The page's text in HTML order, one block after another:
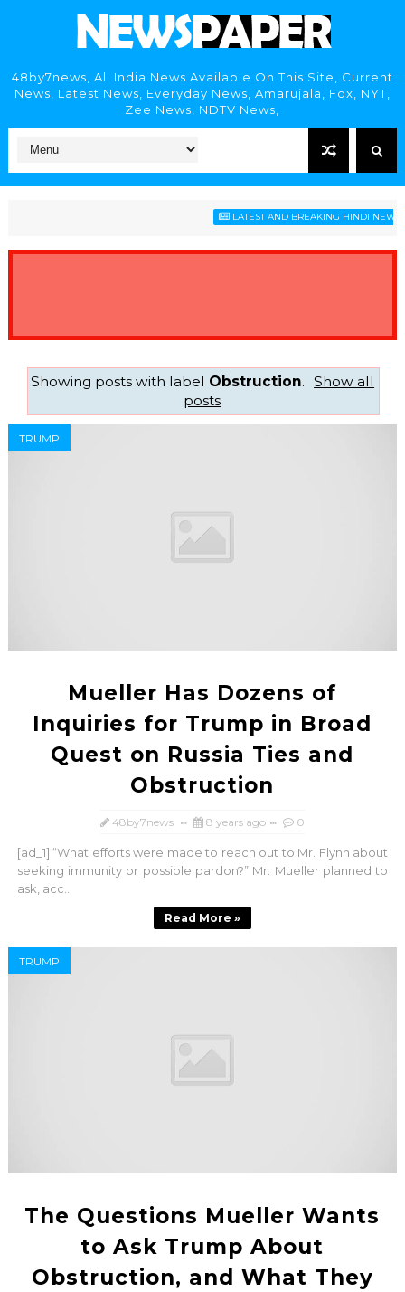
48by7news, All India News Available On This Site, Current
News, Latest News, Everyday News, Amarujala, Fox, NYT,
Zee News, NDTV News,
LATEST AND BREAKING HINDI NEWS
Showing posts with label Obstruction. Show all
posts
TRUMP
Mueller Has Dozens of
Inquiries for Trump in Broad
Quest on Russia Ties and
Obstruction
48by7news 8 years ago 0
[ad_1] “What efforts were made to reach out to Mr. Flynn about
seeking immunity or possible pardon?” Mr. Mueller planned to
ask, acc...
Read More »
TRUMP
The Questions Mueller Wants
to Ask Trump About
Obstruction, and What They